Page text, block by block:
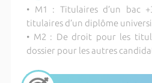
• M1 : Titulaires d’un bac
titulaires d’un diplôme
• M2 : De droit pour les
dossier pour les autres